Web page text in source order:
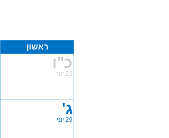
ראשון
כ"ו
22 יוני
ג'
29 יוני